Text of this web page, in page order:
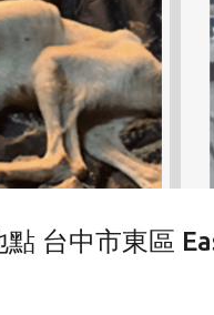
計劃
點 台中市東區